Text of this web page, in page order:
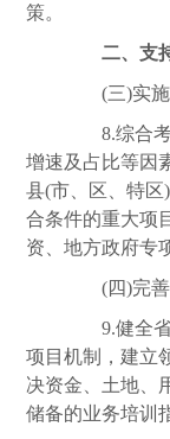
策。
二、支
(三)实施
8.综合考
增速及占比等因
县(市、区、特
合条件的重大项
资、地方政府专
(四)完善
9.健全省
项目机制，建立
决资金、土地、
储备的业务培训